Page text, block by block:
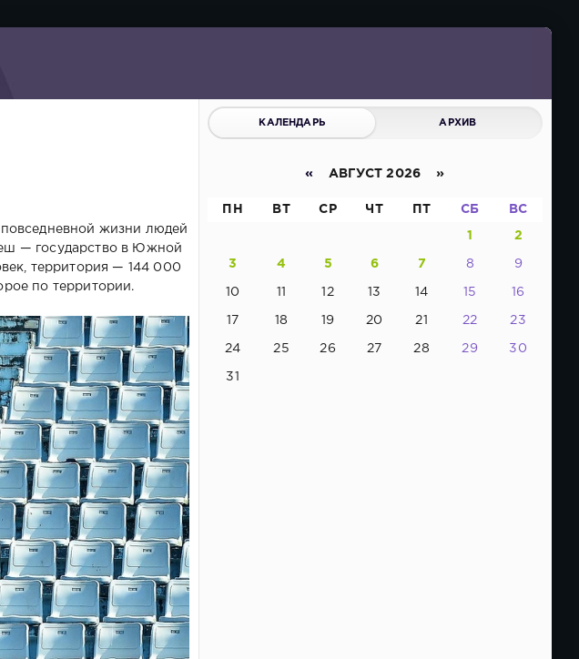
жизни людей
— государство в Южной
территория — 144 000
по территории.
КАЛЕНДАРЬ АРХИВ
« АВГУСТ 2026 »
ПН ВТ СР ЧТ ПТ СБ ВС
1 2
3 4 5 6 7 8 9
10 11 12 13 14 15 16
17 18 19 20 21 22 23
24 25 26 27 28 29 30
31